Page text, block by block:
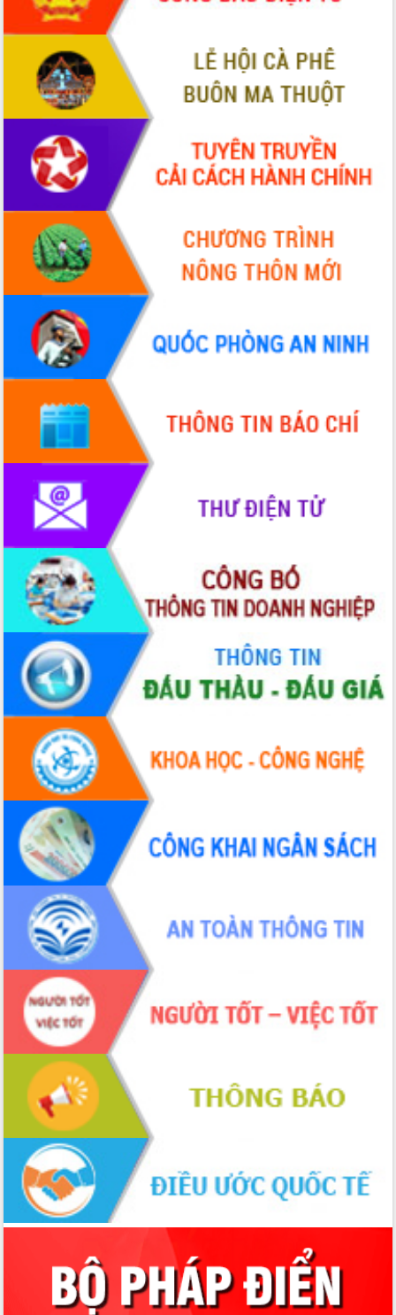
cho trạm y tế cấp xã
Du lịch Đắk Lắk nâng tầm trải nghiệm
du khách thông qua Hệ thống cơ sở dữ
liệu và Bản đồ số
Tập huấn ứng dụng trí tuệ nhân tạo (AI)
trong thương mại điện tử năm 2026
Đoàn đại biểu Quốc hội tỉnh Đắk Lắk
trao đổi thông tin trước Kỳ họp thứ
nhất, Quốc hội khóa XVI
Quyết liệt cải cách hành chính, khơi
thông nguồn lực phát triển
Nâng cao hiệu lực, hiệu quả HĐND
tỉnh thông qua hiện đại hóa hành chính
Xã Ea Phê gắn cải cách hành chính với
chuyển đổi số
Phó Chủ tịch Thường trực UBND tỉnh
Hồ Thị Nguyên Thảo làm việc tại Trung
tâm Phục vụ hành chính công xã Ea
Xây dựng nền hành chính số đồng
hành cùng nông dân dân, doanh nghiệp
Giai đoạn 2026-2030, Đắk Lắk phấn
đấu có 77% xã đạt chuẩn nông thôn
mới
Chuyển đổi số 'mở đường' cho nông
nghiệp Đắk Lắk tăng trưởng bứt phá
Triển khai đồng bộ đo đạc, lập hồ sơ
địa chính, hoàn thiện cơ sở dữ liệu đất
Ứng dụng sinh trắc học - Bước tiến
trong hành trình chuyển đổi số tại Đắk
Lắk
Đắk Lắk nâng cao hiệu quả công tác
Đảng từ Sổ tay đảng viên điện tử
Đắk Lắk đẩy mạnh nuôi biển công
nghệ, hướng tới phát triển thủy sản
bền vững
Tập huấn nâng cao năng lực triển khai
chuyển đổi số cho cán bộ, công chức
cấp xã
Đắk Lắk phát động hưởng ứng Ngày
Quyền của người tiêu dùng Việt Nam
2026
Đẩy mạnh cải cách hành chính, quyết
tâm đạt được mục tiêu tăng trưởng
hai con số trong năm 2026
Tổ chức trang trọng Lễ hội Đền thờ
Lương Văn Chánh năm 2026
Phó Bí thư Tỉnh ủy Đắk Lắk Đỗ Hữu
Huy giữ chức Bí thư Đảng ủy Ủy Ban
Nhân dân tỉnh
Bệnh án điện tử thúc đẩy chuyển đổi
số y tế tại Đắk Lắk
Chuyển đổi số thư viện: Mở rộng
không gian tri thức trong thời đại số
Đánh giá, rút kinh nghiệm công tác tổ
chức diễn tập trước ngày bầu cử
Chương trình “Gặp gỡ hữu nghị –
Friendship Meeting New Year 2026”
Bầu cử Quốc hội và HĐND: Cử tri Đắk
Lắk gửi gắm niềm tin, kỳ vọng vào lá
phiếu
Đắk Lắk sẵn sàng các điều kiện cho
khóa XVI và HĐND các cấp nhiệm kỳ
2026-2031
Đảm bảo cuộc bầu cử đại biểu Quốc